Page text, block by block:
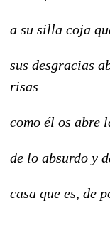
a su silla coja
sus desgracias
risas
como él os abre
de lo absurdo y
casa que es, de